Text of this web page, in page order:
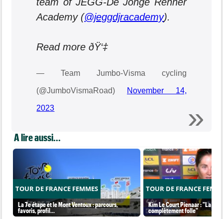
Academy (@jeggdjracademy).
Read more ðŸ‘‡
— Team Jumbo-Visma cycling
(@JumboVismaRoad) November 14,
2023
A lire aussi...
TOUR DE FRANCE FEMMES
La 7e étape et le Mont Ventoux : parcours,
favoris, profil…
TOUR DE FRANCE
Kim Le Court Pienaar : "La
complètement folle"